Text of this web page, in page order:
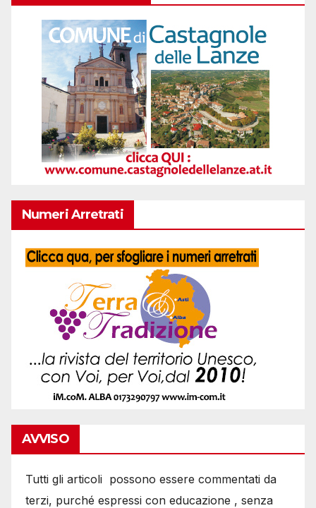
Numeri Arretrati
AVVISO
Tutti gli articoli possono essere commentati da
terzi, purché espressi con educazione , senza